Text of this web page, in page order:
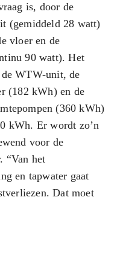
is, door de
(gemiddeld 28 watt)
vloer en de
90 watt). Het
WTW-unit, de
(182 kWh) en de
(360 kWh)
kWh. Er wordt zo’n
voor de
“Van het
en tapwater gaat
Dat moet